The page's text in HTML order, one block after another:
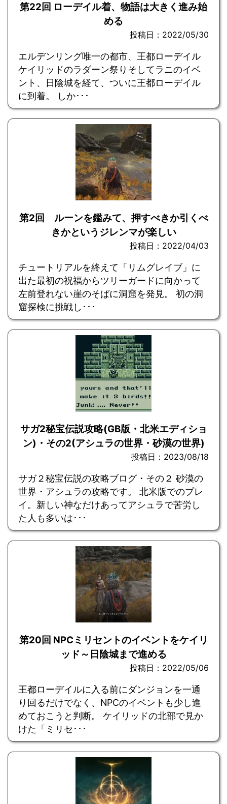
第22回 ローデイル着、物語は大きく進み始
める
投稿日：2022/05/30
エルデンリング唯一の都市、王都ローデイル
ケイリッドのラダーン祭りそしてラニのイベ
ント、日陰城を経て、ついに王都ローデイル
に到着。 しか･･･
第2回 ルーンを鑑みて、押すべきか引くべ
きかというジレンマが楽しい
投稿日：2022/04/03
チュートリアルを終えて「リムグレイブ」に
出た最初の祝福からツリーガードに向かって
左前登れない崖のそばに洞窟を発見。 初の洞
窟探検に挑戦し･･･
サガ2秘宝伝説攻略(GB版・北米エディショ
ン)・その2(アシュラの世界・砂漠の世界)
投稿日：2023/08/18
サガ２秘宝伝説の攻略ブログ・その２ 砂漠の
世界・アシュラの攻略です。 北米版でのプレ
イ。新しい神なだけあってアシュラで苦労し
た人も多いは･･･
第20回 NPCミリセントのイベントをケイリ
ッド～日陰城まで進める
投稿日：2022/05/06
王都ローデイルに入る前にダンジョンを一通
り回るだけでなく、NPCのイベントも少し進
めておこうと判断。 ケイリッドの北部で見か
けた「ミリセ･･･